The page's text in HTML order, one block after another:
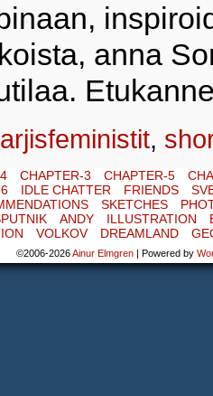
anna
,
CHAPTER-3 CHAPTER-5
IDLE CHATTER FRIENDS
SKETCHES
ANDY ILLUSTRATION
VOLKOV DREAMLAND
©2006-2026Ainur Elmgren | Powered by